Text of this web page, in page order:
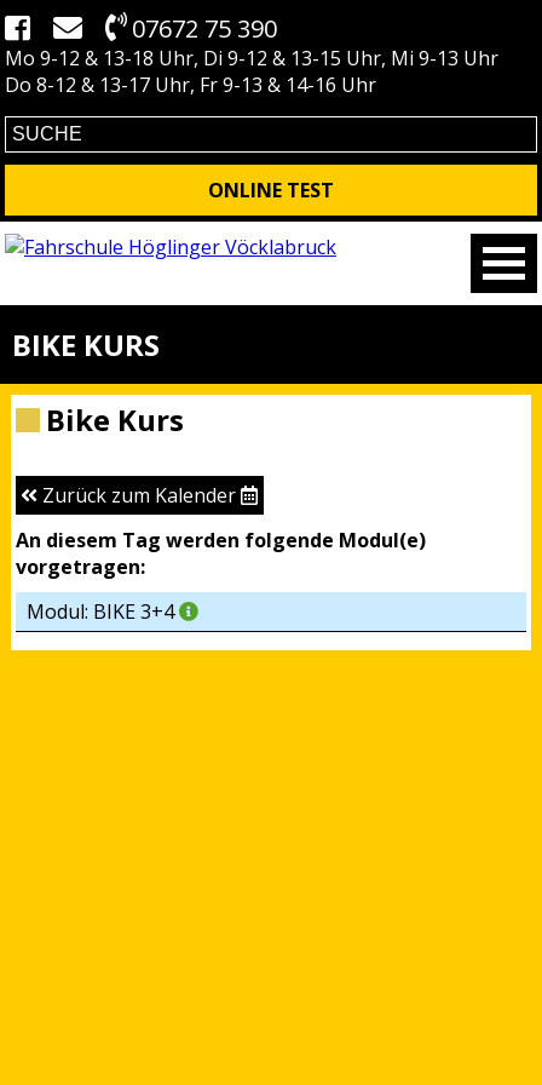
07672 75 390
Mo 9-12 & 13-18 Uhr, Di 9-12 & 13-15 Uhr, Mi 9-13 Uhr
Do 8-12 & 13-17 Uhr, Fr 9-13 & 14-16 Uhr
ONLINE TEST
BIKE KURS
Bike Kurs
Zurück zum Kalender
An diesem Tag werden folgende Modul(e)
vorgetragen:
Modul: BIKE 3+4